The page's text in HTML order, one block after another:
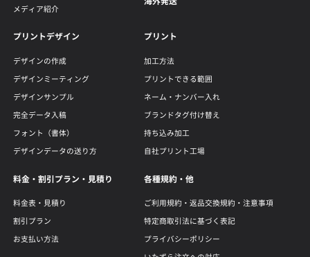
メディア紹介
プリントデザイン
デザインの作成
デザインミーティング
デザインサンプル
完全データ入稿
フォント（書体）
デザインデータの送り方
プリント
加工方法
プリントできる範囲
ネーム・ナンバー入れ
ブランドタグ付け替え
持ち込み加工
自社プリント工場
料金・割引プラン・見積り
料金表・見積り
割引プラン
お支払い方法
各種規約・他
ご利用規約・返品交換規約・注意事項
特定商取引法に基づく表記
プライバシーポリシー